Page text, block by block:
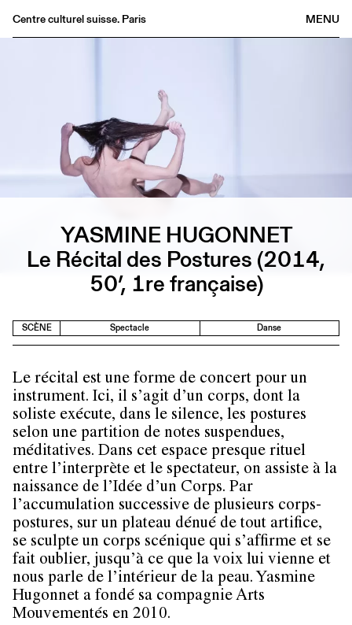
MENU
Centre culturel suisse. Paris
Médiathèque
Éditions
Informations
YASMINE HUGONNET
Le Récital des Postures (2014,
50’, 1re française)
SCÈNE Spectacle Danse
Le récital est une forme de concert pour un
instrument. Ici, il s’agit d’un corps, dont la
soliste exécute, dans le silence, les postures
selon une partition de notes suspendues,
méditatives. Dans cet espace presque rituel
entre l’interprète et le spectateur, on assiste à la
naissance de l’Idée d’un Corps. Par
l’accumulation successive de plusieurs corps-
postures, sur un plateau dénué de tout artifice,
se sculpte un corps scénique qui s’affirme et se
fait oublier, jusqu’à ce que la voix lui vienne et
nous parle de l’intérieur de la peau. Yasmine
Hugonnet a fondé sa compagnie Arts
Mouvementés en 2010.